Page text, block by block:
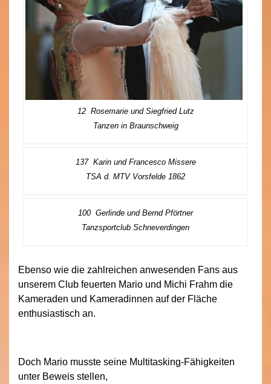
12 Rosemarie und Siegfried Lutz
Tanzen in Braunschweig
137 Karin und Francesco Missere
TSA d. MTV Vorsfelde 1862
100 Gerlinde und Bernd Pförtner
Tanzsportclub Schneverdingen
Ebenso wie die zahlreichen anwesenden Fans aus
unserem Club feuerten Mario und Michi Frahm die
Kameraden und Kameradinnen auf der Fläche
enthusiastisch an.
Doch Mario musste seine Multitasking-Fähigkeiten
unter Beweis stellen,